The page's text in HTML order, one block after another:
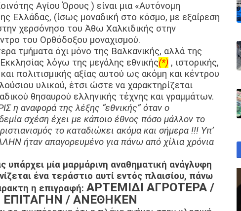
Αγίου Όρους ) είναι μια «Αυτόνομη
Ελλάδας, (ίσως μοναδική στο κόσμο, με εξαίρεση
χερσόνησο του Άθω Χαλκιδικής στην
του Ορθόδοξου μοναχισμού.
τμήματα όχι μόνο της Βαλκανικής, αλλά της
λόγω της μεγάλης εθνικής(*) , ιστορικής,
πολιτισμικής αξίας αυτού ως ακόμη και κέντρου
υλικού, έτσι ώστε να χαρακτηρίζεται
θησαυρού ελληνικής τέχνης και γραμμάτων.
η αναφορά της λέξης “εθνικής” όταν ο
σχέση έχει με κάποιο έθνος πόσο μάλλον το
το καταδιώκει ακόμα και σήμερα !!! Υπ’
ήταν απαγορευμένο για πάνω από χίλια χρόνια
μία μαρμάρινη αναθηματική ανάγλυφη
ένα τεράστιο αυτί εντός πλαισίου, πάνω
η επιγραφή: ΑΡΤΕΜΙΔΙ ΑΓΡΟΤΕΡΑ /
ΕΠΙΤΑΓΗΝ / ΑΝΕΘΗΚΕΝ